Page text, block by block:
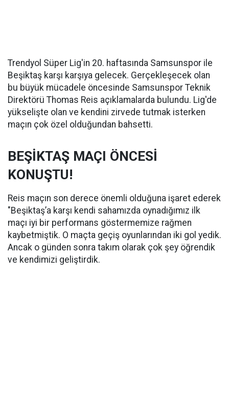
Trendyol Süper Lig'in 20. haftasında Samsunspor ile
Beşiktaş karşı karşıya gelecek. Gerçekleşecek olan
bu büyük mücadele öncesinde Samsunspor Teknik
Direktörü Thomas Reis açıklamalarda bulundu. Lig'de
yükselişte olan ve kendini zirvede tutmak isterken
maçın çok özel olduğundan bahsetti.
BEŞİKTAŞ MAÇI ÖNCESİ
KONUŞTU!
Reis maçın son derece önemli olduğuna işaret ederek
"Beşiktaş’a karşı kendi sahamızda oynadığımız ilk
maçı iyi bir performans göstermemize rağmen
kaybetmiştik. O maçta geçiş oyunlarından iki gol yedik.
Ancak o günden sonra takım olarak çok şey öğrendik
ve kendimizi geliştirdik.